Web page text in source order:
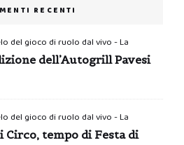
RECENTI
del gioco di ruolo dal vivo - La
dell’Autogrill Pavesi
del gioco di ruolo dal vivo - La
Circo, tempo di Festa di